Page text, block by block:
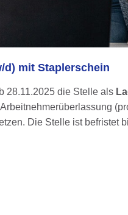
d) mit Staplerschein
28.11.2025 die Stelle als
Die Stelle ist befristet